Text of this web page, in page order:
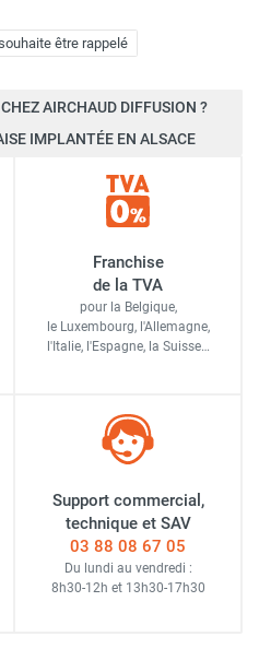
être rappelé
AIRCHAUD DIFFUSION ?
IMPLANTÉE EN ALSACE
Franchise
de la TVA
pour la Belgique,
le Luxembourg, l'Allemagne,
l'Italie, l'Espagne, la Suisse…
Support commercial,
technique et SAV
03 88 08 67 05
Du lundi au vendredi :
8h30-12h et 13h30-17h30